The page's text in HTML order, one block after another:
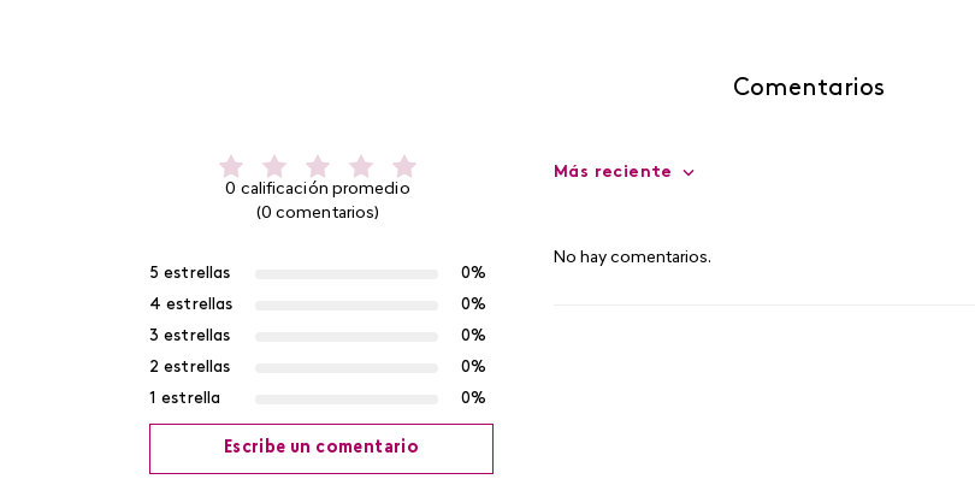
Comentarios
0 calificación promedio
(0 comentarios)
5 estrellas
0%
4 estrellas
0%
3 estrellas
0%
2 estrellas
0%
1 estrella
0%
Escribe un comentario
Más reciente
No hay comentarios.